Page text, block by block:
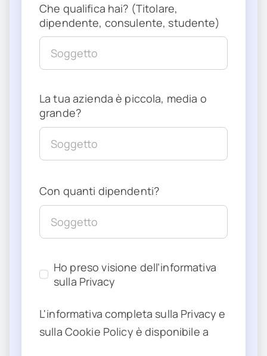
Che qualifica hai? (Titolare,
dipendente, consulente, studente)
La tua azienda è piccola, media o
grande?
Con quanti dipendenti?
Ho preso visione dell’informativa
sulla Privacy
L'informativa completa sulla Privacy e
sulla Cookie Policy è disponibile a